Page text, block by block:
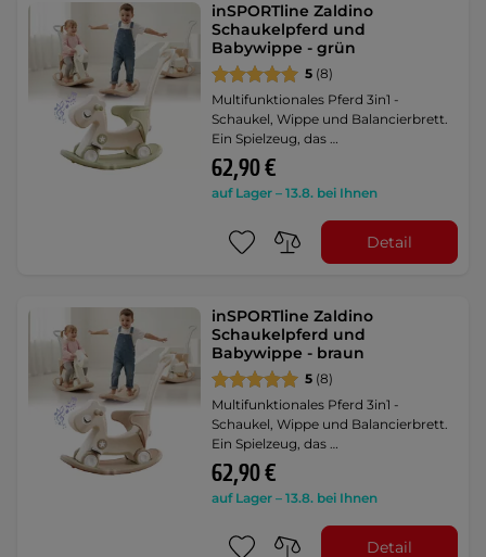
inSPORTline Zaldino
Schaukelpferd und
Babywippe - grün
5 (8)
Multifunktionales Pferd 3in1 -
Schaukel, Wippe und Balancierbrett.
Ein Spielzeug, das …
62,90 €
auf Lager – 13.8. bei Ihnen
Detail
inSPORTline Zaldino
Schaukelpferd und
Babywippe - braun
5 (8)
Multifunktionales Pferd 3in1 -
Schaukel, Wippe und Balancierbrett.
Ein Spielzeug, das …
62,90 €
auf Lager – 13.8. bei Ihnen
Detail